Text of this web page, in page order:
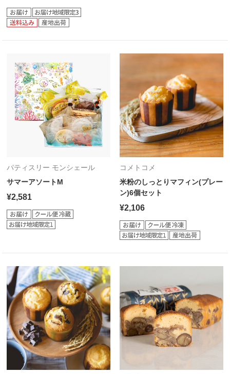
パティスリー モンシェール
サマーアソートM
¥2,581
コメトコメ
米粉のしっとりマフィン(プレー
ン)6個セット
¥2,106